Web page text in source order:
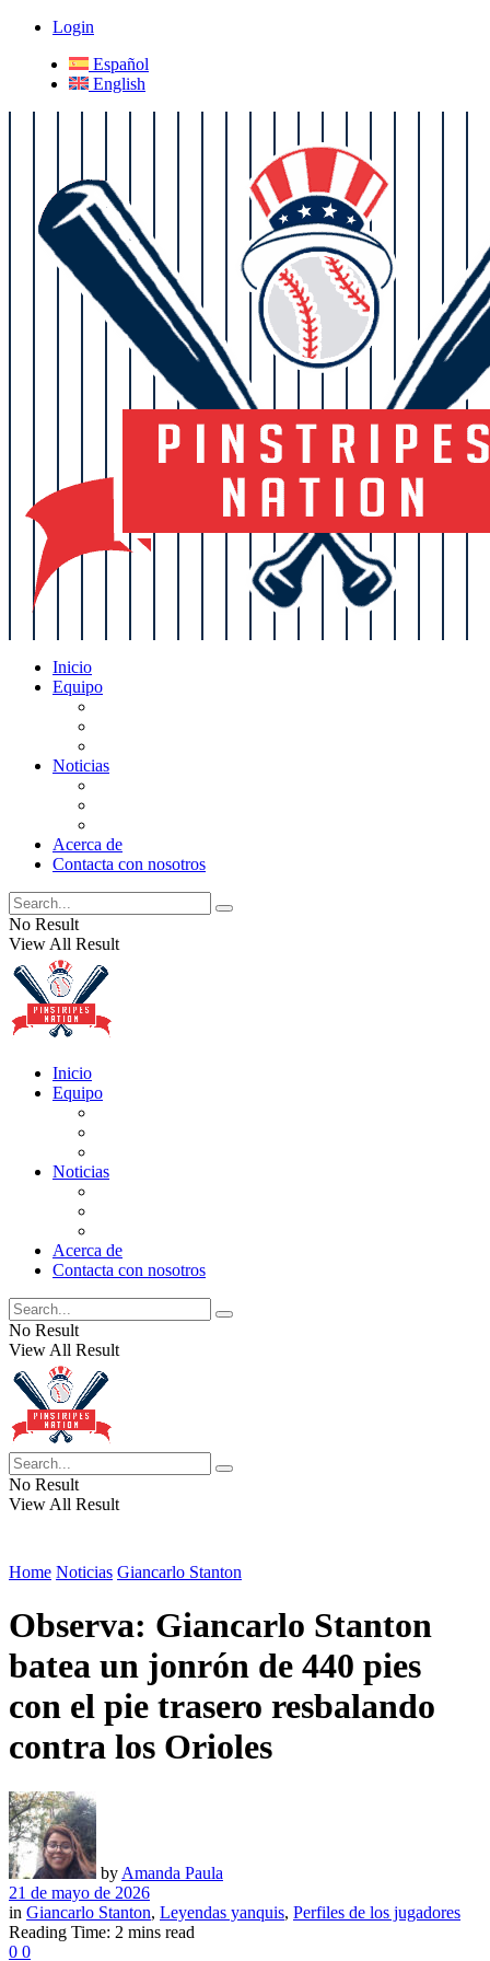
Login
Español
English
Inicio
Equipo
Noticias
Acerca de
Contacta con nosotros
No Result
View All Result
Inicio
Equipo
Noticias
Acerca de
Contacta con nosotros
No Result
View All Result
No Result
View All Result
Home Noticias Giancarlo Stanton
Observa: Giancarlo Stanton
batea un jonrón de 440 pies
con el pie trasero resbalando
contra los Orioles
by Amanda Paula
21 de mayo de 2026
in Giancarlo Stanton, Leyendas yanquis, Perfiles de los jugadores
Reading Time: 2 mins read
0 0